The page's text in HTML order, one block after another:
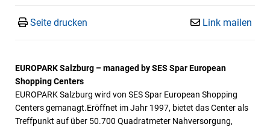
Seite drucken Link mailen
EUROPARK Salzburg – managed by SES Spar European
Shopping Centers
EUROPARK Salzburg wird von SES Spar European Shopping
Centers gemanagt.Eröffnet im Jahr 1997, bietet das Center als
Treffpunkt auf über 50.700 Quadratmeter Nahversorgung,